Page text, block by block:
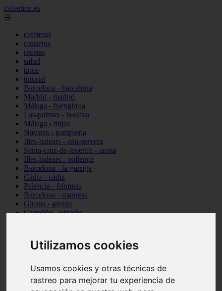
Utilizamos cookies
Usamos cookies y otras técnicas de
rastreo para mejorar tu experiencia de
cafeetico.es
☰
cafeteras
consejos
recetas
salud
tipos
tutorial
Barcelona - barcelona
Madrid - madrid
Málaga - fuengirola
Las-palmas - la-oliva
Málaga - mijas
Navarra - pamplona
Illes-balears - son-servera
Santa-cruz-de-tenerife - arona
Illes-balears - pollença
Barcelona - la-garriga
Cádiz - cádiz
Palencia - frómista
Barcelona - manresa
Girona - girona
Castellón - vinaròs
Málaga - nerja
Girona - blanes
Málaga - marbella
Asturias - gijón